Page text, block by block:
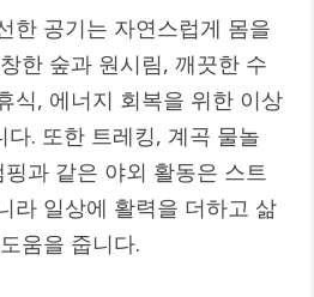
한 공기는 자연스럽게 몸을
창한 숲과 원시림, 깨끗한 수
식, 에너지 회복을 위한 이상
다. 또한 트레킹, 계곡 물놀
과 같은 야외 활동은 스트
라 일상에 활력을 더하고 삶
움을 줍니다.